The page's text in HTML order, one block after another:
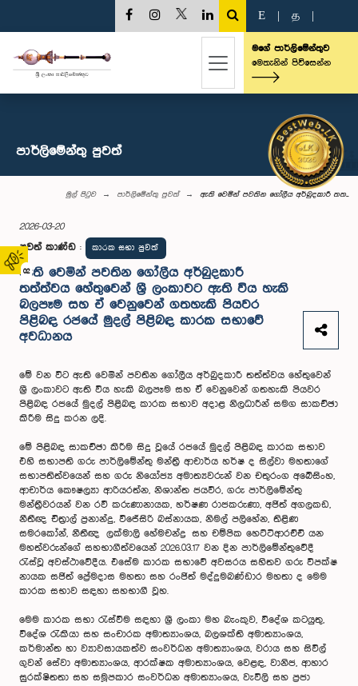
02
E த
මගේ පාර්ලිමේන්තුව
මෙතැනින් පිවිසෙන්න
පාර්ලි‌මේන්තු පුවත්
මුල් පිටුව පාර්ලි‌මේන්තු පුවත් ඇති වෙමින් පවතින ගෝලීය අර්බුදකාරී තත...
2026-03-20
පුවත් කාණ්ඩ : කාරක සභා පුවත්
ඇති වෙමින් පවතින ගෝලීය අර්බුදකාරී
තත්ත්වය හේතුවෙන් ශ්‍රී ලංකාවට ඇති විය හැකි
බලපෑම සහ ඒ වෙනුවෙන් ගතහැකි පියවර
පිළිබඳ රජයේ මුදල් පිළිබඳ කාරක සභාවේ
අවධානය
මේ වන විට ඇති වෙමින් පවතින ගෝලීය අර්බුදකාරී තත්ත්වය හේතුවෙන්
ශ්‍රී ලංකාවට ඇති විය හැකි බලපෑම සහ ඒ වෙනුවෙන් ගතහැකි පියවර
පිළිබඳ රජයේ මුදල් පිළිබඳ කාරක සභාව අදාළ නිලධාරීන් සමග සාකච්ඡා
කිරීම සිදු කරන ලදි.
මේ පිළිබඳ සාකච්ඡා කිරීම සිදු වූයේ රජයේ මුදල් පිළිබඳ කාරක සභාව
එහි සභාපති ගරු පාර්ලිමේන්තු මන්ත්‍රී ආචාර්ය හර්ෂ ද සිල්වා මහතාගේ
සභාපතිත්වයෙන් සහ ගරු නියෝජ්‍ය අමාත්‍යවරුන් වන චතුරංග අබේසිංහ,
ආචාර්ය කෞෂල්‍යා ආරියරත්න, නිශාන්ත ජයවීර, ගරු පාර්ලිමේන්තු
මන්ත්‍රීවරයන් වන රවී කරුණානායක, හර්ෂණ රාජකරුණා, අජිත් අගලකඩ,
නීතීඥ චිත්‍රාල් ප්‍රනාන්දු, විජේසිරි බස්නායක, නිමල් පලිහේන, තිළිණ
සමරකෝන්, නීතීඥ ලක්මාලි හේමචන්ද්‍ර සහ චම්පික හෙට්ටිආරච්චි යන
මහත්වරුන්ගේ සහභාගීත්වයෙන් 2026.03.17 වන දින පාර්ලිමේන්තුවේදී
රැස්වූ අවස්ථාවේදීය. එසේම කාරක සභාවේ අවසරය සහිතව ගරු විපක්ෂ
නායක සජිත් ප්‍රේමදාස මහතා සහ රංජිත් මද්දුමබණ්ඩාර මහතා ද මෙම
කාරක සභාව සඳහා සහභාගී වූහ.
මෙම කාරක සභා රැස්වීම සඳහා ශ්‍රී ලංකා මහ බැංකුව, විදේශ කටයුතු,
විදේශ රැකියා සහ සංචාරක අමාත්‍යාංශය, බලශක්ති අමාත්‍යාංශය,
කර්මාන්ත හා ව්‍යාවසායකත්ව සංවර්ධන අමාත්‍යාංශය, වරාය සහ සිවිල්
ගුවන් සේවා අමාත්‍යාංශය, ආරක්ෂක අමාත්‍යාංශය, වෙළඳ, වානිජ, ආහාර
සුරක්ෂිතතා සහ සමූපකාර සංවර්ධන අමාත්‍යාංශය, වැවිලි සහ ප්‍රජා